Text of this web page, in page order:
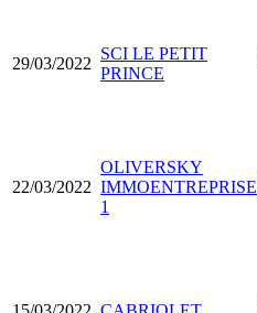
29/03/2022
SCI LE PETIT
PRINCE
22/03/2022
OLIVERSKY
IMMOENTREPRISE
1